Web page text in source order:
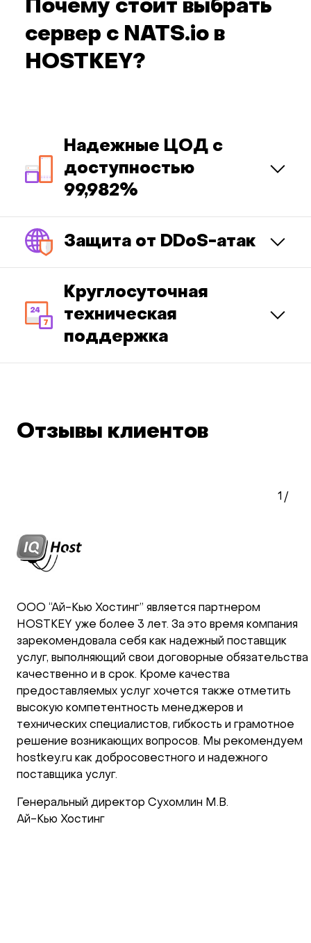
Почему стоит выбрать
сервер с NATS.io в
HOSTKEY?
Надежные ЦОД с
доступностью
99,982%
Защита от DDoS-атак
Круглосуточная
техническая
поддержка
Отзывы клиентов
ООО “Ай-Кью Хостинг” является партнером
HOSTKEY уже более 3 лет. За это время компания
зарекомендовала себя как надежный поставщик
услуг, выполняющий свои договорные обязательства
качественно и в срок. Кроме качества
предоставляемых услуг хочется также отметить
высокую компетентность менеджеров и
технических специалистов, гибкость и грамотное
решение возникающих вопросов. Мы рекомендуем
hostkey.ru как добросовестного и надежного
поставщика услуг.
Генеральный директор Сухомлин М.В.
Ай-Кью Хостинг
1 /